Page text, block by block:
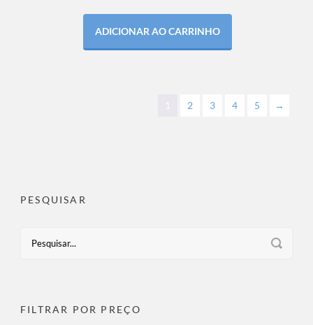
ADICIONAR AO CARRINHO
1 2 3 4 5 →
PESQUISAR
FILTRAR POR PREÇO